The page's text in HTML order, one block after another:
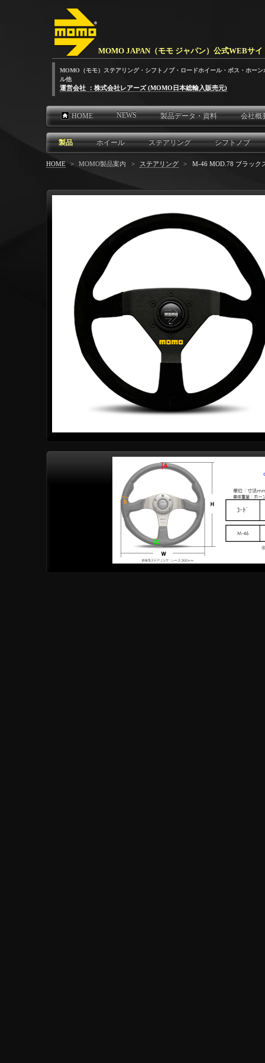
MOMO JAPAN（モモ ジャパン）公式WEBサイ
MOMO（モモ）ステアリング・シフトノブ・ロードホイール・ボス・ホー
ル他
運営会社 ：株式会社レアーズ (MOMO日本総輸入販売元)
HOME NEWS 製品データ・資料 会社概
製品 ホイール ステアリング シフトノブ
HOME > MOMO製品案内 > ステアリング > M-46 MOD.78 ブラック